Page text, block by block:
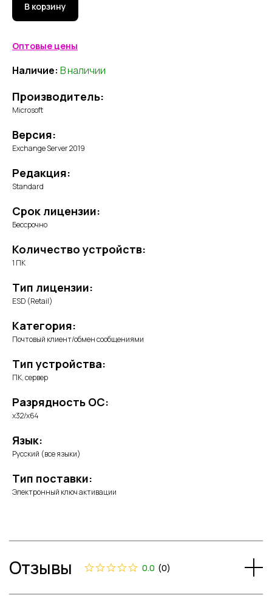
В корзину
Оптовые цены
Наличие: В наличии
Производитель:
Microsoft
Версия:
Exchange Server 2019
Редакция:
Standard
Срок лицензии:
Бессрочно
Количество устройств:
1 ПК
Тип лицензии:
ESD (Retail)
Категория:
Почтовый клиент/обмен сообщениями
Тип устройства:
ПК, сервер
Разрядность ОС:
x32/x64
Язык:
Русский (все языки)
Тип поставки:
Электронный ключ активации
Отзывы 0.0 (0)